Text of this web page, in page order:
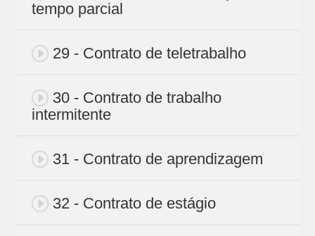
tempo parcial
29 - Contrato de teletrabalho
30 - Contrato de trabalho
intermitente
31 - Contrato de aprendizagem
32 - Contrato de estágio